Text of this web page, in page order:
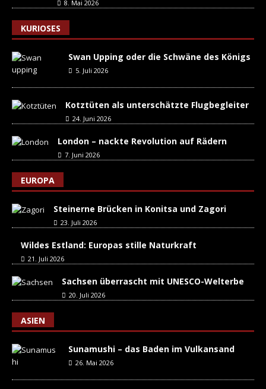
8. Mai 2026
KURIOSES
Swan Upping oder die Schwäne des Königs
5. Juli 2026
Kotztüten als unterschätzte Flugbegleiter
24. Juni 2026
London – nackte Revolution auf Rädern
7. Juni 2026
EUROPA
Steinerne Brücken in Konitsa und Zagori
23. Juli 2026
Wildes Estland: Europas stille Naturkraft
21. Juli 2026
Sachsen überrascht mit UNESCO-Welterbe
20. Juli 2026
ASIEN
Sunamushi – das Baden im Vulkansand
26. Mai 2026